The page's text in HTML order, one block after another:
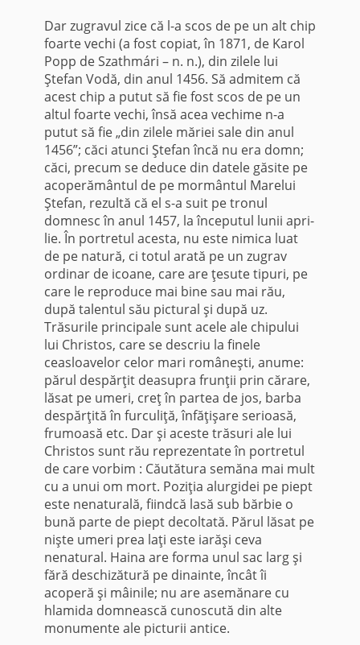
Dar zugravul zice că l-a scos de pe un alt chip
foarte vechi (a fost copiat, în 1871, de Karol
Popp de Szathmári – n. n.), din zilele lui
Ştefan Vodă, din anul 1456. Să admitem că
acest chip a putut să fie fost scos de pe un
altul foarte vechi, însă acea vechime n-a
putut să fie „din zilele măriei sale din anul
1456”; căci atunci Ştefan încă nu era domn;
căci, precum se deduce din datele găsite pe
acoperământul de pe mormântul Marelui
Ştefan, rezultă că el s-a suit pe tronul
domnesc în anul 1457, la începutul lunii apri­
lie. În portretul acesta, nu este nimica luat
de pe natură, ci totul arată pe un zugrav
ordinar de icoane, care are ţesute tipuri, pe
care le reproduce mai bine sau mai rău,
după talentul său pictural şi după uz.
Trăsurile principale sunt acele ale chipului
lui Christos, care se descriu la finele
ceasloavelor celor mari româneşti, anume:
părul despărţit deasupra frunţii prin cărare,
lăsat pe umeri, creţ în partea de jos, barba
despărţită în furculiţă, înfăţi­şare serioasă,
frumoasă etc. Dar şi aceste trăsuri ale lui
Christos sunt rău reprezentate în portretul
de care vorbim : Căutătura semăna mai mult
cu a unui om mort. Poziţia alurgidei pe piept
este nenaturală, fiindcă lasă sub bărbie o
bună parte de piept decoltată. Părul lăsat pe
nişte umeri prea laţi este iarăşi ceva
nenatural. Haina are forma unul sac larg şi
fără deschizătură pe dina­inte, încât îi
acoperă şi mâinile; nu are asemănare cu
hlamida domnească cunoscută din alte
monumente ale picturii antice.